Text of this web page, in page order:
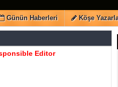
Günün Haberleri Köşe
Editor